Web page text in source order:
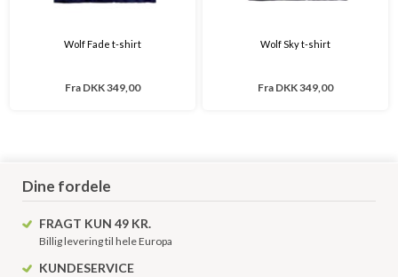
Wolf Fade t-shirt
Fra DKK 349,00
Wolf Sky t-shirt
Fra DKK 349,00
Dine fordele
FRAGT KUN 49 KR.
Billig levering til hele Europa
KUNDESERVICE